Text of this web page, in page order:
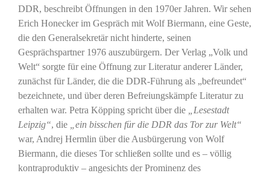
DDR, beschreibt Öffnungen in den 1970er Jahren. Wir sehen
Erich Honecker im Gespräch mit Wolf Biermann, eine Geste,
die den Generalsekretär nicht hinderte, seinen
Gesprächspartner 1976 auszubürgern. Der Verlag „Volk und
Welt“ sorgte für eine Öffnung zur Literatur anderer Länder,
zunächst für Länder, die die DDR-Führung als „befreundet“
bezeichnete, und über deren Befreiungskämpfe Literatur zu
erhalten war. Petra Köpping spricht über die
„Lesestadt
Leipzig“, die
„ein bisschen für die DDR das Tor zur Welt“
war, Andrej Hermlin über die Ausbürgerung von Wolf
Biermann, die dieses Tor schließen sollte und es – völlig
kontraproduktiv – angesichts der Prominenz des